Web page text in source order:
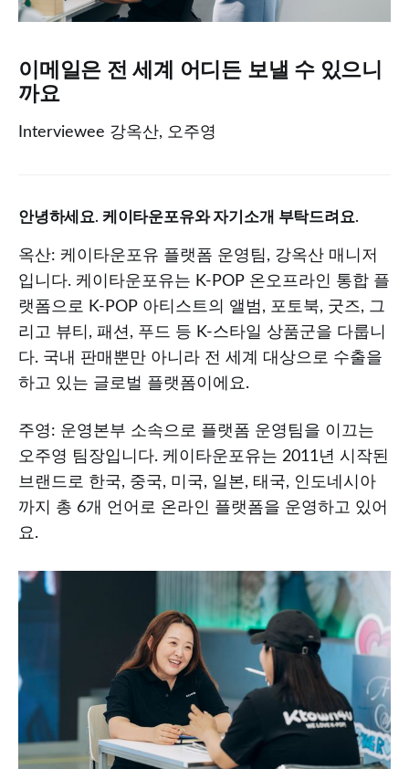
이메일은 전 세계 어디든 보낼 수 있으니
까요
Interviewee 강옥산, 오주영
안녕하세요. 케이타운포유와 자기소개 부탁드려요.
옥산: 케이타운포유 플랫폼 운영팀, 강옥산 매니저
입니다. 케이타운포유는 K-POP 온오프라인 통합 플
랫폼으로 K-POP 아티스트의 앨범, 포토북, 굿즈, 그
리고 뷰티, 패션, 푸드 등 K-스타일 상품군을 다룹니
다. 국내 판매뿐만 아니라 전 세계 대상으로 수출을
하고 있는 글로벌 플랫폼이에요.
주영: 운영본부 소속으로 플랫폼 운영팀을 이끄는
오주영 팀장입니다. 케이타운포유는 2011년 시작된
브랜드로 한국, 중국, 미국, 일본, 태국, 인도네시아
까지 총 6개 언어로 온라인 플랫폼을 운영하고 있어
요.